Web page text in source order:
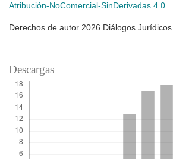
Atribución-NoComercial-SinDerivadas 4.0.
Derechos de autor 2026 Diálogos Jurídicos
Descargas